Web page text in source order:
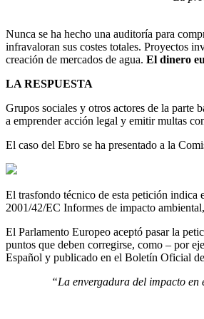
Nunca se ha hecho una auditoría para
infravaloran sus costes totales. Proyectos
creación de mercados de agua. El dinero
LA RESPUESTA
Grupos sociales y otros actores de la parte
a emprender acción legal y emitir multas
El caso del Ebro se ha presentado a la
El trasfondo técnico de esta petición
2001/42/EC Informes de impacto
El Parlamento Europeo aceptó pasar la
puntos que deben corregirse, como – por
Español y publicado en el Boletín Oficial
“La envergadura del impacto en